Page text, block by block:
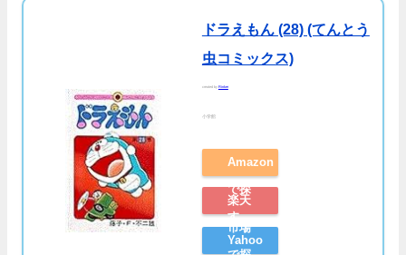
ドラえもん (28) (てんとう
虫コミックス)
created by Rinker
小学館
Amazon
で探
す
楽天
市場
Yahoo